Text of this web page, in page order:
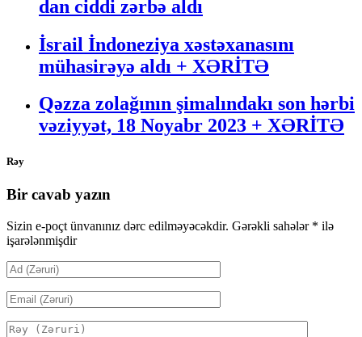
dan ciddi zərbə aldı
İsrail İndoneziya xəstəxanasını
mühasirəyə aldı + XƏRİTƏ
Qəzza zolağının şimalındakı son hərbi
vəziyyət, 18 Noyabr 2023 + XƏRİTƏ
Rəy
Bir cavab yazın
Sizin e-poçt ünvanınız dərc edilməyəcəkdir. Gərəkli sahələr * ilə
işarələnmişdir